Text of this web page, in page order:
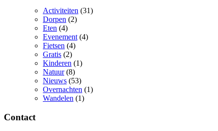
Activiteiten (31)
Dorpen (2)
Eten (4)
Evenement(4)
Fietsen (4)
Gratis (2)
Kinderen (1)
Natuur(8)
Nieuws (53)
Overnachten (1)
Wandelen (1)
Contact